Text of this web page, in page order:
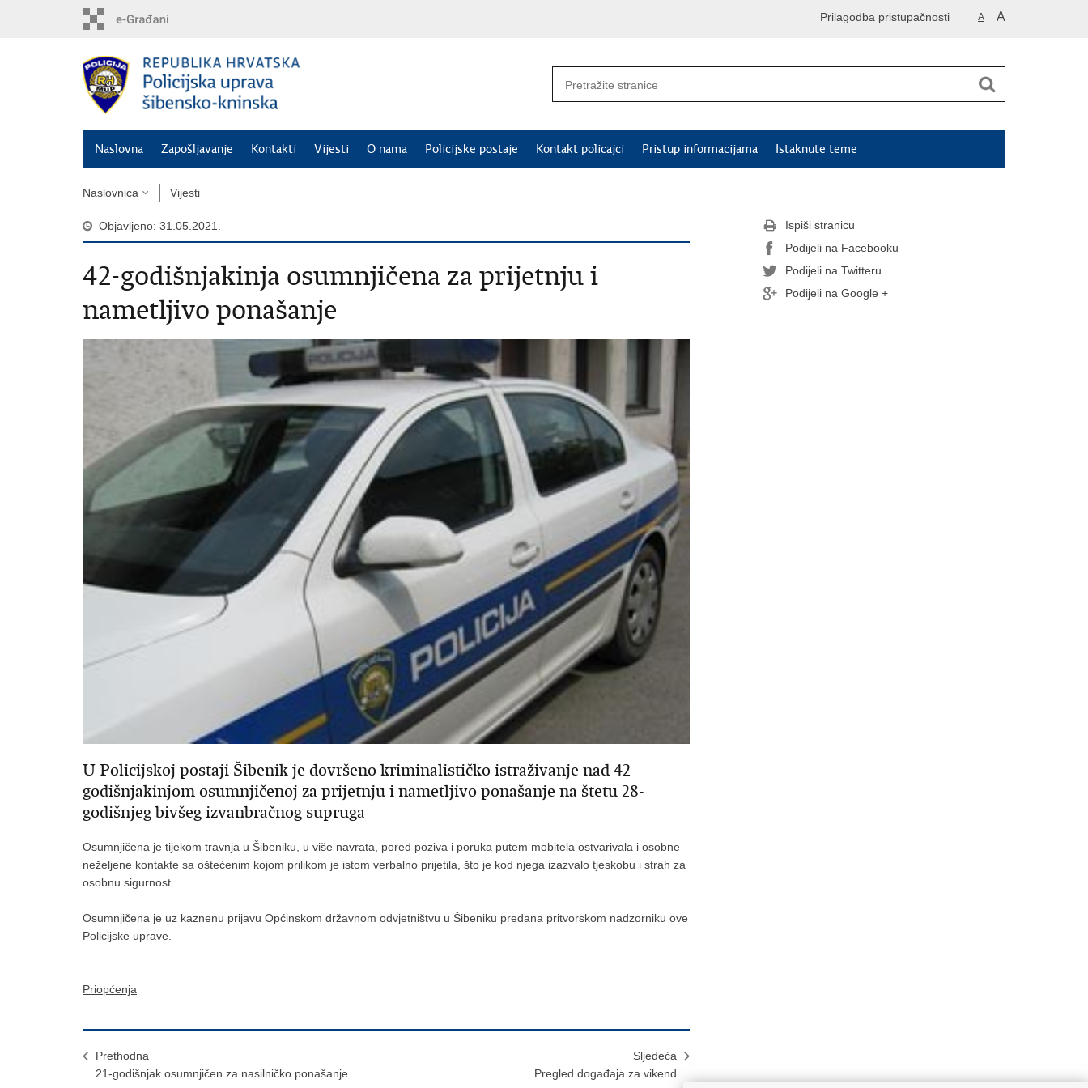
A A
Prilagodba pristupačnosti
Naslovna Zapošljavanje Kontakti Vijesti O nama Policijske postaje Kontakt policajci Pristup informacijama Istaknute teme
Naslovnica Vijesti
Objavljeno: 31.05.2021.
42-godišnjakinja osumnjičena za prijetnju i
nametljivo ponašanje
U Policijskoj postaji Šibenik je dovršeno kriminalističko istraživanje nad 42-
godišnjakinjom osumnjičenoj za prijetnju i nametljivo ponašanje na štetu 28-
godišnjeg bivšeg izvanbračnog supruga
Osumnjičena je tijekom travnja u Šibeniku, u više navrata, pored poziva i poruka putem mobitela ostvarivala i osobne
neželjene kontakte sa oštećenim kojom prilikom je istom verbalno prijetila, što je kod njega izazvalo tjeskobu i strah za
osobnu sigurnost.
Osumnjičena je uz kaznenu prijavu Općinskom državnom odvjetništvu u Šibeniku predana pritvorskom nadzorniku ove
Policijske uprave.
Priopćenja
Prethodna
21-godišnjak osumnjičen za nasilničko ponašanje
Sljedeća
Pregled događaja za vikend
Ispiši stranicu
Podijeli na Facebooku
Podijeli na Twitteru
Podijeli na Google +